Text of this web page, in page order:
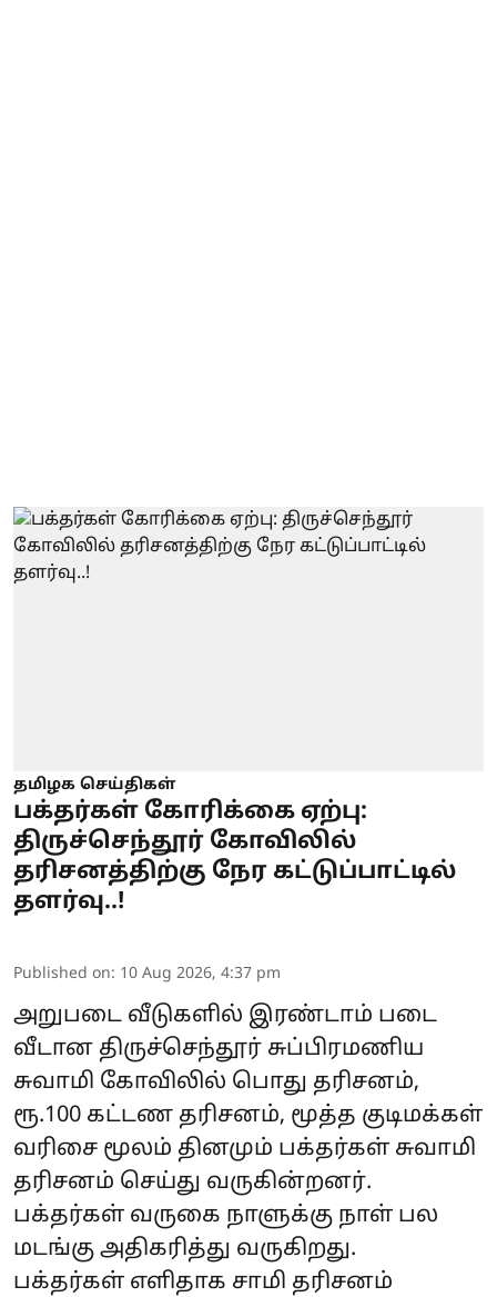
தமிழக செய்திகள்
பக்தர்கள் கோரிக்கை ஏற்பு:
திருச்செந்தூர் கோவிலில்
தரிசனத்திற்கு நேர கட்டுப்பாட்டில்
தளர்வு..!
Published on: 10 Aug 2026, 4:37 pm
அறுபடை வீடுகளில் இரண்டாம் படை
வீடான திருச்செந்தூர் சுப்பிரமணிய
சுவாமி கோவிலில் பொது தரிசனம்,
ரூ.100 கட்டண தரிசனம், மூத்த குடிமக்கள்
வரிசை மூலம் தினமும் பக்தர்கள் சுவாமி
தரிசனம் செய்து வருகின்றனர்.
பக்தர்கள் வருகை நாளுக்கு நாள் பல
மடங்கு அதிகரித்து வருகிறது.
பக்தர்கள் எளிதாக சாமி தரிசனம்